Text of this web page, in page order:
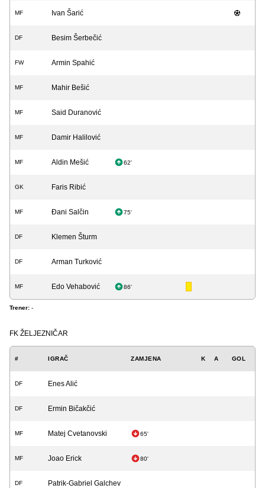
MF Ivan Šarić
DF Besim Šerbečić
FW Armin Spahić
MF Mahir Bešić
MF Said Duranović
MF Damir Halilović
MF Aldin Mešić 62'
GK Faris Ribić
MF Đani Salčin 75'
DF Klemen Šturm
DF Arman Turković
MF Edo Vehabović 86'
Trener: -
FK ŽELJEZNIČAR
# IGRAČ ZAMJENA K A GOL
DF Enes Alić
DF Ermin Bičakčić
MF Matej Cvetanovski 65'
MF Joao Erick 80'
DF Patrik-Gabriel Galchev